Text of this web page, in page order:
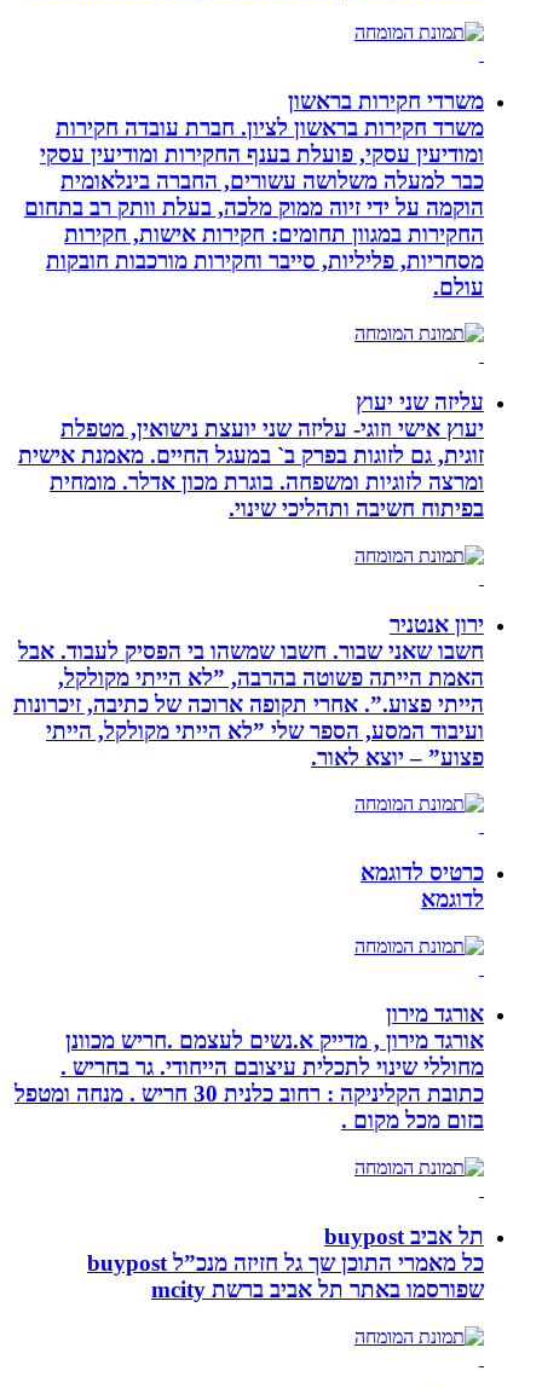
משרדי חקירות בראשון
משרד חקירות בראשון לציון. חברת עובדה חקירות
ומודיעין עסקי, פועלת בענף החקירות ומודיעין עסקי
כבר למעלה משלושה עשורים, החברה בינלאומית
הוקמה על ידי זיוה ממוק מלכה, בעלת וותק רב בתחום
החקירות במגוון תחומים: חקירות אישות, חקירות
מסחריות, פליליות, סייבר וחקירות מורכבות חובקות
עולם.
עליזה שני יעוץ
יעוץ אישי וזוגי- עליזה שני יועצת נישואין, מטפלת
זוגית, גם לזוגות בפרק ב` במעגל החיים. מאמנת אישית
ומרצה לזוגיות ומשפחה. בוגרת מכון אדלר. מומחית
בפיתוח חשיבה ותהליכי שינוי.
ירון אנטניר
חשבו שאני שבור. חשבו שמשהו בי הפסיק לעבוד. אבל
האמת הייתה פשוטה בהרבה, ”לא הייתי מקולקל,
הייתי פצוע.”. אחרי תקופה ארוכה של כתיבה, זיכרונות
ועיבוד המסע, הספר שלי ”לא הייתי מקולקל, הייתי
פצוע” – יוצא לאור.
כרטיס לדוגמא
לדוגמא
אורגד מירון
אורגד מירון , מדייק א.נשים לעצמם .חריש מכוונן
מחוללי שינוי לתכלית עיצובם הייחודי. גר בחריש .
כתובת הקליניקה : רחוב כלנית 30 חריש . מנחה ומטפל
בזום מכל מקום .
תל אביב buypost
כל מאמרי התוכן שך גל חזיזה מנכ”ל buypost
שפורסמו באתר תל אביב ברשת mcity